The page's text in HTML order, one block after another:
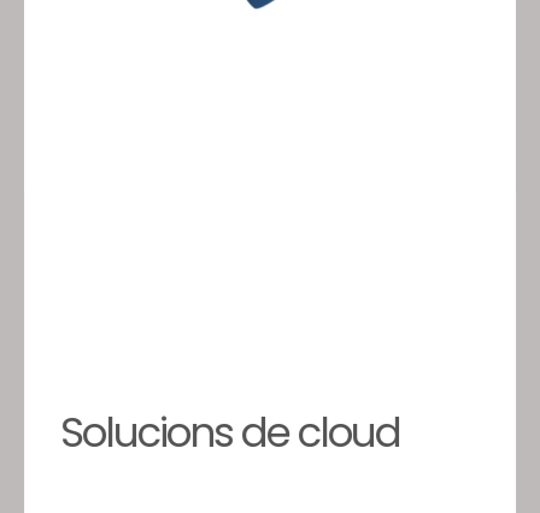
Solucions de cloud